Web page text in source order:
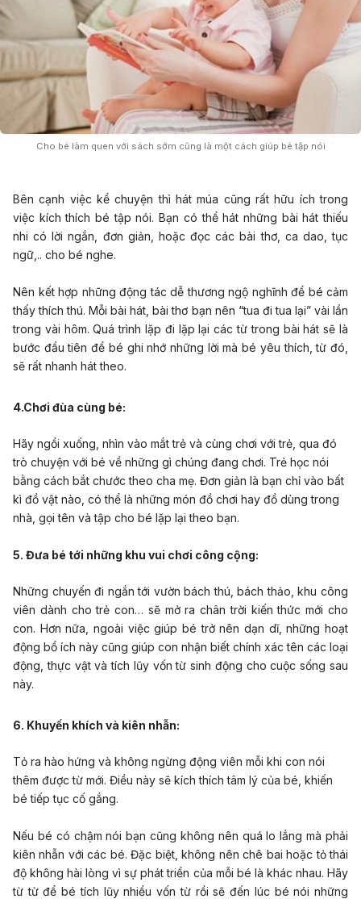
Cho bé làm quen với sách sớm cũng là một cách giúp bé tập nói
Bên cạnh việc kể chuyện thì hát múa cũng rất hữu ích trong
việc kích thích bé tập nói. Bạn có thể hát những bài hát thiếu
nhi có lời ngắn, đơn giản, hoặc đọc các bài thơ, ca dao, tục
ngữ,.. cho bé nghe.
Nên kết hợp những động tác dễ thương ngộ nghĩnh để bé cảm
thấy thích thú. Mỗi bài hát, bài thơ bạn nên “tua đi tua lại” vài lần
trong vài hôm. Quá trình lặp đi lặp lại các từ trong bài hát sẽ là
bước đầu tiên để bé ghi nhớ những lời mà bé yêu thích, từ đó,
sẽ rất nhanh hát theo.
4.Chơi đùa cùng bé:
Hãy ngồi xuống, nhìn vào mắt trẻ và cùng chơi với trẻ, qua đó
trò chuyện với bé về những gì chúng đang chơi. Trẻ học nói
bằng cách bắt chước theo cha mẹ. Đơn giản là bạn chỉ vào bất
kì đồ vật nào, có thể là những món đồ chơi hay đồ dùng trong
nhà, gọi tên và tập cho bé lặp lại theo bạn.
5. Đưa bé tới những khu vui chơi công cộng:
Những chuyến đi ngắn tới vườn bách thú, bách thảo, khu công
viên dành cho trẻ con… sẽ mở ra chân trời kiến thức mới cho
con. Hơn nữa, ngoài việc giúp bé trở nên dạn dĩ, những hoạt
động bổ ích này cũng giúp con nhận biết chính xác tên các loại
động, thực vật và tích lũy vốn từ sinh động cho cuộc sống sau
này.
6. Khuyến khích và kiên nhẫn:
Tỏ ra hào hứng và không ngừng động viên mỗi khi con nói
thêm được từ mới. Điều này sẽ kích thích tâm lý của bé, khiến
bé tiếp tục cố gắng.
Nếu bé có chậm nói bạn cũng không nên quá lo lắng mà phải
kiên nhẫn với các bé. Đặc biệt, không nên chê bai hoặc tỏ thái
độ không hài lòng vì sự phát triển của mỗi bé là khác nhau. Hãy
từ từ để bé tích lũy nhiều vốn từ rồi sẽ đến lúc bé nói những